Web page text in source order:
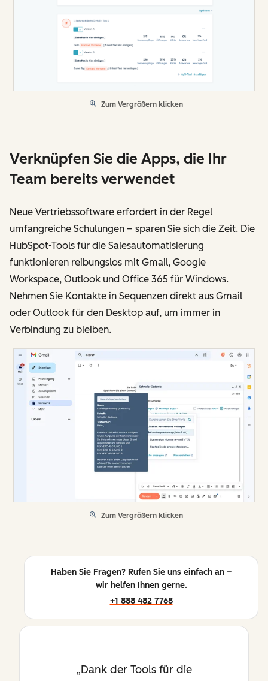
Zum Vergrößern klicken
Verknüpfen Sie die Apps, die Ihr
Team bereits verwendet
Neue Vertriebssoftware erfordert in der Regel
umfangreiche Schulungen – sparen Sie sich die Zeit. Die
HubSpot-Tools für die Salesautomatisierung
funktionieren reibungslos mit Gmail, Google
Workspace, Outlook und Office 365 für Windows.
Nehmen Sie Kontakte in Sequenzen direkt aus Gmail
oder Outlook für den Desktop auf, um immer in
Verbindung zu bleiben.
Zum Vergrößern klicken
Haben Sie Fragen? Rufen Sie uns einfach an –
wir helfen Ihnen gerne.
+1 888 482 7768
Dank der Tools für die